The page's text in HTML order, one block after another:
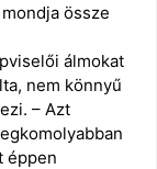
össze
álmokat
nem könnyű
– Azt
éppen